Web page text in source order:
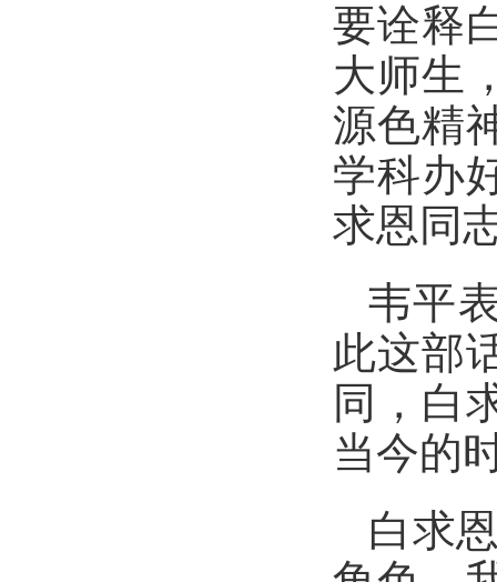
要诠释
大师生
源色精
学科办
求恩同
韦平
此这部
同，白
当今的
白求